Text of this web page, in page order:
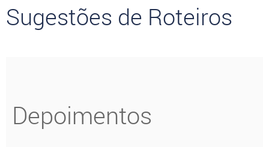
Sugestões de Roteiros
Depoimentos